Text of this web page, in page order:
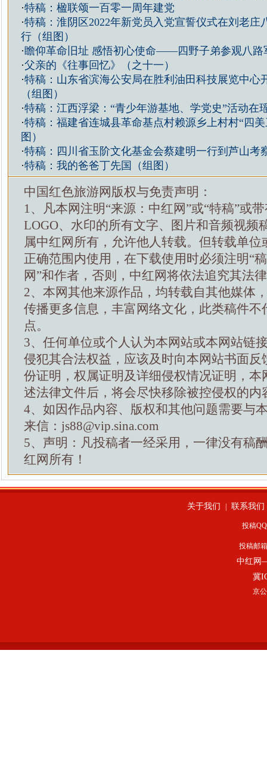
·特稿：楹联颂一百零一周年建党
·特稿：淮阴区2022年新党员入党宣誓仪式在刘老庄
行（组图）
· 瞻仰革命旧址 感悟初心使命——四野子弟参观八路
·父亲的《往事回忆》（之十一）
·特稿：山东省滨海公安局在胜利油田科技展览中心
（组图）
·特稿：江西浮梁：“青少年游基地、学党史”活动在
·特稿：福建省连城县革命基点村赖源乡上村村“四
图）
·特稿：四川省玉阶文化基金会蔡建明一行到芦山考
·特稿：我的爸爸丁先国（组图）
中国红色旅游网版权与免责声明：
1、凡本网注明“来源：中红网”或“特稿”或
LOGO、水印的所有文字、图片和音频视频
属中红网所有，允许他人转载。但转载单位
正确范围内使用，在下载使用时必须注明“
网”和作者，否则，中红网将依法追究其法
2、本网其他来源作品，均转载自其他媒体
传播更多信息，丰富网络文化，此类稿件不
点。
3、任何单位或个人认为本网站或本网站链
侵犯其合法权益，应该及时向本网站书面反
份证明，权属证明及详细侵权情况证明，本
述法律文件后，将会尽快移除被控侵权的内
4、如因作品内容、版权和其他问题需要与
来信：js88@vip.sina.com
5、声明：凡投稿者一经采用，一律没有稿
红网所有！
关于我们 联系我们
投稿
投稿邮
中红网
冀
京